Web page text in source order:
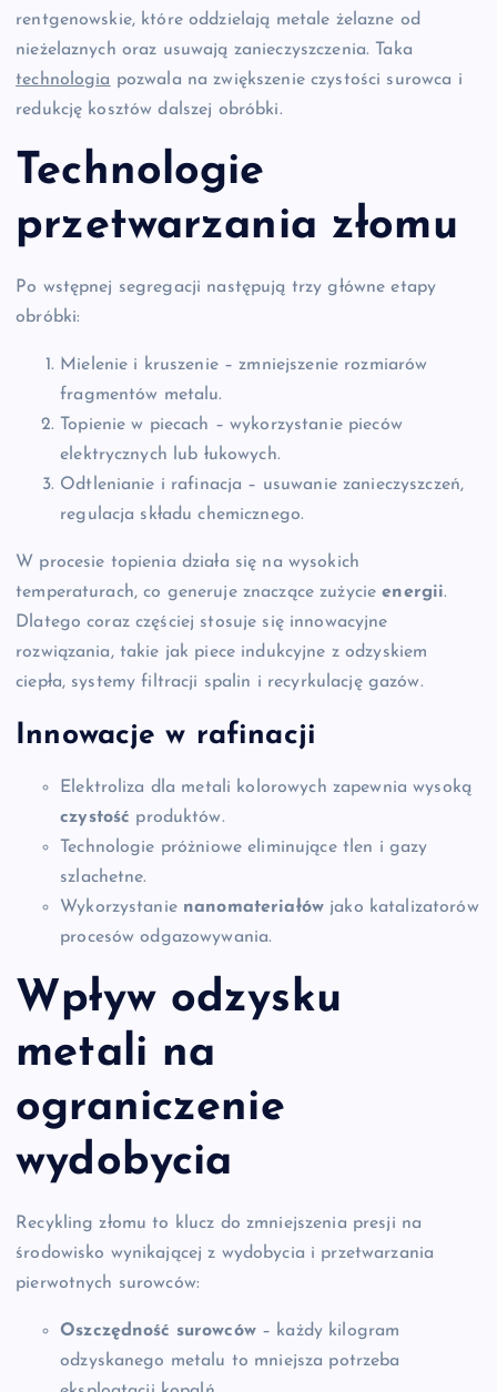
rentgenowskie, które oddzielają metale żelazne od
nieżelaznych oraz usuwają zanieczyszczenia. Taka
technologia pozwala na zwiększenie czystości surowca i
redukcję kosztów dalszej obróbki.
Technologie
przetwarzania złomu
Po wstępnej segregacji następują trzy główne etapy
obróbki:
Mielenie i kruszenie – zmniejszenie rozmiarów
fragmentów metalu.
Topienie w piecach – wykorzystanie pieców
elektrycznych lub łukowych.
Odtlenianie i rafinacja – usuwanie zanieczyszczeń,
regulacja składu chemicznego.
W procesie topienia działa się na wysokich
temperaturach, co generuje znaczące zużycieenergii.
Dlatego coraz częściej stosuje się innowacyjne
rozwiązania, takie jak piece indukcyjne z odzyskiem
ciepła, systemy filtracji spalin i recyrkulację gazów.
Innowacje w rafinacji
Elektroliza dla metali kolorowych zapewnia wysoką
czystość produktów.
Technologie próżniowe eliminujące tlen i gazy
szlachetne.
Wykorzystanie nanomateriałów jako katalizatorów
procesów odgazowywania.
Wpływ odzysku
metali na
ograniczenie
wydobycia
Recykling złomu to klucz do zmniejszenia presji na
środowisko wynikającej z wydobycia i przetwarzania
pierwotnych surowców:
Oszczędność surowców– każdy kilogram
odzyskanego metalu to mniejsza potrzeba